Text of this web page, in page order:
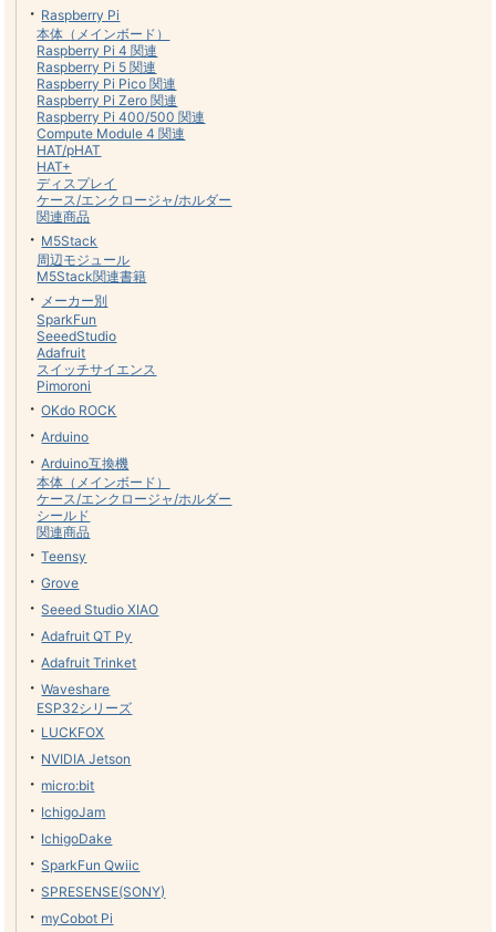
・ Raspberry Pi
本体（メインボード）
Raspberry Pi 4 関連
Raspberry Pi 5 関連
Raspberry Pi Pico 関連
Raspberry Pi Zero 関連
Raspberry Pi 400/500 関連
Compute Module 4 関連
HAT/pHAT
HAT+
ディスプレイ
ケース/エンクロージャ/ホルダー
関連商品
・ M5Stack
周辺モジュール
M5Stack関連書籍
・ メーカー別
SparkFun
SeeedStudio
Adafruit
スイッチサイエンス
Pimoroni
・OKdo ROCK
・Arduino
・Arduino互換機
本体（メインボード）
ケース/エンクロージャ/ホルダー
シールド
関連商品
・Teensy
・Grove
・Seeed Studio XIAO
・Adafruit QT Py
・Adafruit Trinket
・Waveshare
ESP32シリーズ
・ LUCKFOX
・ NVIDIA Jetson
・ micro:bit
・ IchigoJam
・ IchigoDake
・SparkFun Qwiic
・SPRESENSE(SONY)
・ myCobot Pi